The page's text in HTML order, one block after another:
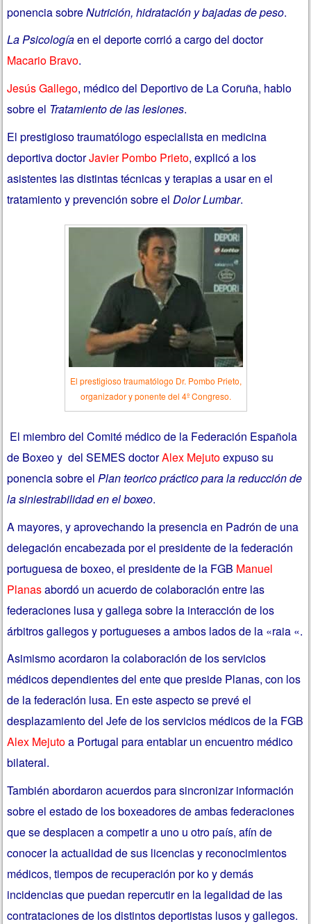
ponencia sobreNutrición, hidratación y bajadas de peso.
La Psicologíaen el deporte corrió a cargo del doctor
Macario Bravo.
Jesús Gallego, médico del Deportivo de La Coruña, hablo
sobre el Tratamiento de las lesiones.
El prestigioso traumatólogo especialista en medicina
deportiva doctorJavier Pombo Prieto, explicó a los
asistentes las distintas técnicas y terapias a usar en el
tratamiento y prevención sobre el Dolor Lumbar.
El prestigioso traumatólogo Dr. Pombo Prieto,
organizador y ponente del 4º Congreso.
El miembro del Comité médico de la Federación Española
de Boxeo y del SEMES doctorAlex Mejutoexpuso su
ponencia sobre elPlan teorico práctico para la reducción de
la siniestrabilidad en el boxeo.
A mayores, y aprovechando la presencia en Padrón de una
delegación encabezada por el presidente de la federación
portuguesa de boxeo, el presidente de la FGB Manuel
Planasabordó un acuerdo de colaboración entre las
federaciones lusa y gallega sobre la interacción de los
árbitros gallegos y portugueses a ambos lados de la «raia «.
Asimismo acordaron la colaboración de los servicios
médicos dependientes del ente que preside Planas, con los
de la federación lusa. En este aspecto se prevé el
desplazamiento del Jefe de los servicios médicos de la FGB
Alex Mejutoa Portugal para entablar un encuentro médico
bilateral.
También abordaron acuerdos para sincronizar información
sobre el estado de los boxeadores de ambas federaciones
que se desplacen a competir a uno u otro país, afín de
conocer la actualidad de sus licencias y reconocimientos
médicos, tiempos de recuperación por ko y demás
incidencias que puedan repercutir en la legalidad de las
contrataciones de los distintos deportistas lusos y gallegos.